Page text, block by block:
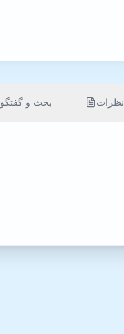
بحث و گفتگو نظرات